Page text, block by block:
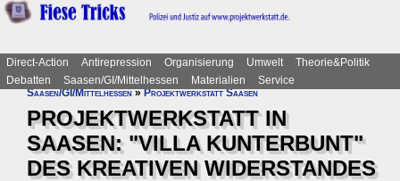
Direct-Action Antirepression Organisierung Umwelt
Theorie&Politik
Debatten
Saasen/GI/Mittelhessen Materialien
Service
Saasen/GI/Mittelhessen»Projektwerkstatt Saasen
PROJEKTWERKSTATT IN
SAASEN: "VILLA KUNTERBUNT"
DES KREATIVEN WIDERSTANDES